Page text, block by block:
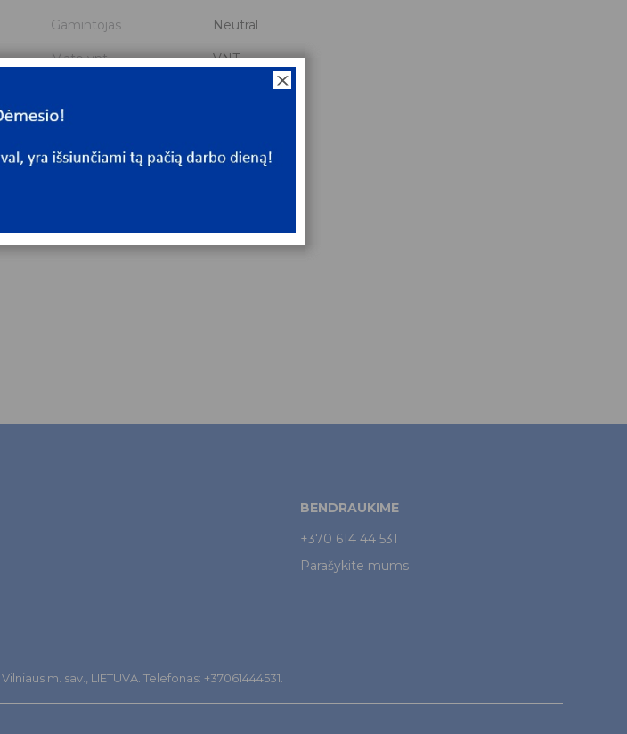
Gamintojas Neutral
Mato vnt. VNT
Mato vnt
BENDRAUKIME
+370 614 44 531
Parašykite mums
m. sav., LIETUVA. Telefonas: +37061444531.